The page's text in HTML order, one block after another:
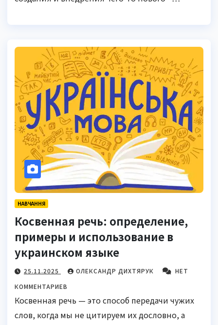
НАВЧАННЯ
Косвенная речь: определение,
примеры и использование в
украинском языке
25.11.2025 ОЛЕКСАНДР ДИХТЯРУК
НЕТ
КОММЕНТАРИЕВ
Косвенная речь — это способ передачи чужих
слов, когда мы не цитируем их дословно, а